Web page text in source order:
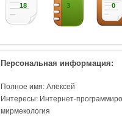
18 3 0
Персональная информация:
Полное имя: Алексей
Интересы: Интернет-
мирмекология